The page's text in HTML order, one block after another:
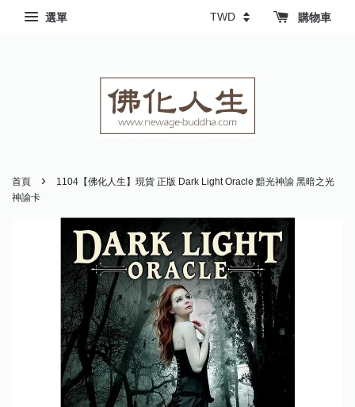
選單 購物車
首頁 ›
1104【佛化人生】現貨 正版 Dark Light Oracle 黯光神諭 黑暗之光
神諭卡